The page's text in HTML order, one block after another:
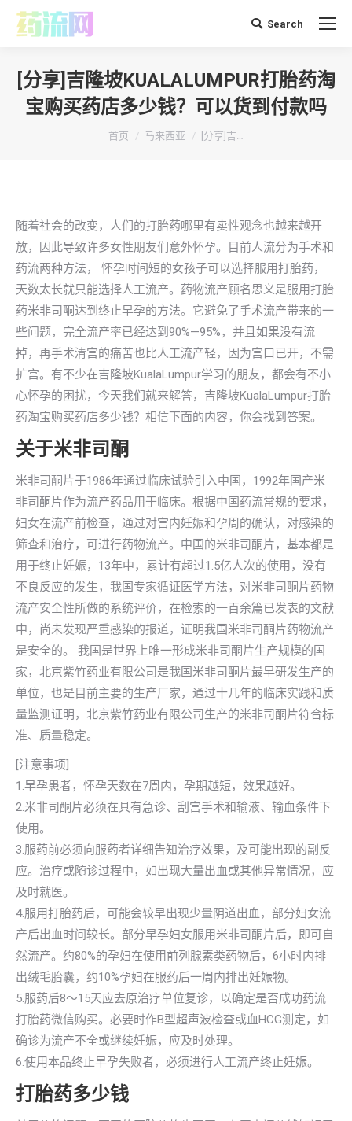
搜 Search
[分享]吉隆坡KUALALUMPUR打胎药淘
宝购买药店多少钱？可以货到付款吗
你在这里：
首页 马来西亚 [分享]吉…
随着社会的改变，人们的打胎药哪里有卖性观念也越来越开
放，因此导致许多女性朋友们意外怀孕。目前人流分为手术和
药流两种方法， 怀孕时间短的女孩子可以选择服用打胎药，
天数太长就只能选择人工流产。药物流产顾名思义是服用打胎
药米非司酮达到终止早孕的方法。它避免了手术流产带来的一
些问题，完全流产率已经达到90%—95%，并且如果没有流
掉，再手术清宫的痛苦也比人工流产轻，因为宫口已开，不需
扩宫。有不少在吉隆坡KualaLumpur学习的朋友，都会有不小
心怀孕的困扰，今天我们就来解答，吉隆坡KualaLumpur打胎
药淘宝购买药店多少钱？相信下面的内容，你会找到答案。
关于米非司酮
米非司酮片于1986年通过临床试验引入中国，1992年国产米
非司酮片作为流产药品用于临床。根据中国药流常规的要求，
妇女在流产前检查，通过对宫内妊娠和孕周的确认，对感染的
筛查和治疗，可进行药物流产。中国的米非司酮片，基本都是
用于终止妊娠，13年中，累计有超过1.5亿人次的使用，没有
不良反应的发生，我国专家循证医学方法，对米非司酮片药物
流产安全性所做的系统评价，在检索的一百余篇已发表的文献
中，尚未发现严重感染的报道，证明我国米非司酮片药物流产
是安全的。 我国是世界上唯一形成米非司酮片生产规模的国
家，北京紫竹药业有限公司是我国米非司酮片最早研发生产的
单位，也是目前主要的生产厂家，通过十几年的临床实践和质
量监测证明，北京紫竹药业有限公司生产的米非司酮片符合标
准、质量稳定。
[注意事项]
1.早孕患者，怀孕天数在7周内，孕期越短，效果越好。
2.米非司酮片必须在具有急诊、刮宫手术和输液、输血条件下
使用。
3.服药前必须向服药者详细告知治疗效果，及可能出现的副反
应。治疗或随诊过程中，如出现大量出血或其他异常情况，应
及时就医。
4.服用打胎药后，可能会较早出现少量阴道出血，部分妇女流
产后出血时间较长。部分早孕妇女服用米非司酮片后，即可自
然流产。约80%的孕妇在使用前列腺素类药物后，6小时内排
出绒毛胎囊，约10%孕妇在服药后一周内排出妊娠物。
5.服药后8～15天应去原治疗单位复诊，以确定是否成功药流
打胎药微信购买。必要时作B型超声波检查或血HCG测定，如
确诊为流产不全或继续妊娠，应及时处理。
6.使用本品终止早孕失败者，必须进行人工流产终止妊娠。
打胎药多少钱